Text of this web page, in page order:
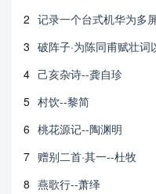
2 记录一个台式机华为多
3 破阵子·为陈同甫赋壮
4 己亥杂诗--龚自珍
5 村饮--黎简
6 桃花源记--陶渊明
7 赠别二首·其一--杜牧
8 燕歌行--萧绎